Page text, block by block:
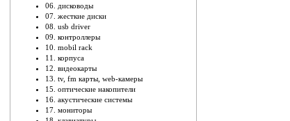
06. дисководы
07. жесткие диски
08. usb driver
09. контроллеры
10. mobil rack
11. корпуса
12. видеокарты
13. tv, fm карты, web-камеры
15. оптические накопители
16. акустические системы
17. мониторы